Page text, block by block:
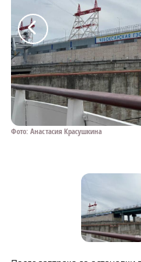
Фото: Анастасия Красушкина
a